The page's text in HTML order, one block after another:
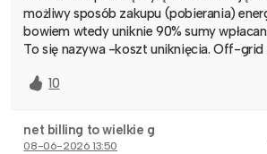
możliwy sposób zakupu (pobierania)
bowiem wtedy uniknie 90% sumy
To się nazywa -koszt uniknięcia. Off-grid
10
net billing to wielkie g
08-06-2026 13:50